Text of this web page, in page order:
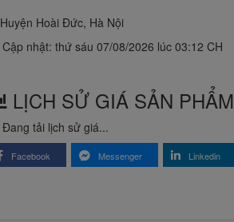
Huyện Hoài Đức, Hà Nội
Cập nhật: thứ sáu 07/08/2026 lúc 03:12 CH
LỊCH SỬ GIÁ SẢN PHẨM
Đang tải lịch sử giá...
Facebook Messenger Linkedin